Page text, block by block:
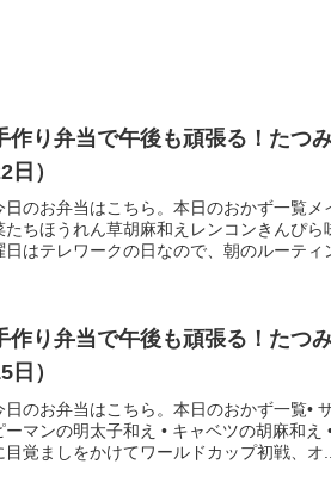
作り弁当で午後も頑張る！たつ
日）
日のお弁当はこちら。本日のおかず一覧
たちほうれん草胡麻和えレンコンきんぴ
日はテレワークの日なので、朝のルーティ
作り弁当で午後も頑張る！たつ
日）
日のお弁当はこちら。本日のおかず一覧•
ーマンの明太子和え • キャベツの胡麻和
目覚ましをかけてワールドカップ初戦、オ...